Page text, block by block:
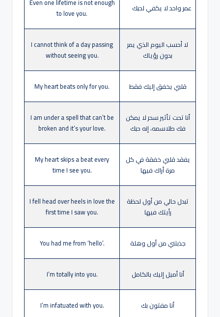
عمر واحد لا يكفي لحبك
Even one lifetime is not enough
to love you.
لا أحسب اليوم الذي يمر
بدون رؤياك
I cannot think of a day passing
without seeing you.
قلبي يخفق إليك فقط My heart beats only for you.
أنا تحت تأثير سحر لا يمكن
فك طلاسمه، إنه حبك
I am under a spell that can’t be
broken and it’s your love.
يفقد قلبي خفقة في كل
مرة أراك فيها
My heart skips a beat every
time I see you.
تبدل حالي من أول لحظة
رأيتك فيها
I fell head over heels in love the
first time I saw you.
جذبتني من أول وهلة You had me from ‘hello’.
أنا أميل إليك بالكامل I’m totally into you.
أنا مفتون بك I’m infatuated with you.